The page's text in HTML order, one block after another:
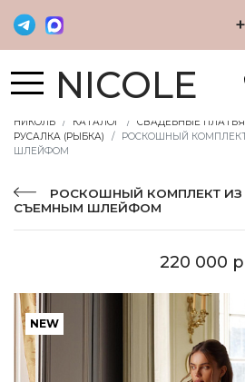
NICOLE
НИКОЛЬ КАТАЛОГ СВАДЕБНЫЕ ПЛАТЬЯ
РУСАЛКА (РЫБКА)
РОСКОШНЫЙ
ШЛЕЙФОМ
РОСКОШНЫЙ КОМПЛЕКТ
СЪЕМНЫМ ШЛЕЙФОМ
220 000
NEW